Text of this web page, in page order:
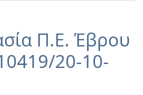
Π.Ε. Έβρου
20-10-